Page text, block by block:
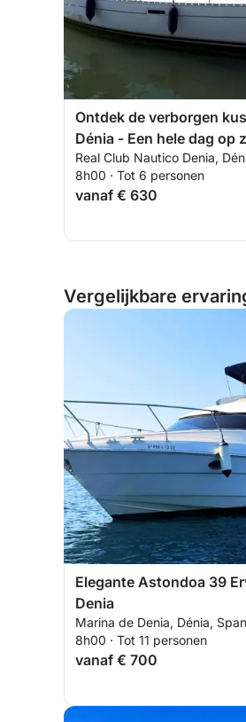
Ontdek de verborgen
Dénia - Een hele dag op
Real Club Nautico Denia,
8h00 · Tot 6 personen
vanaf € 630
Vergelijkbare
Elegante Astondoa 39
Denia
Marina de Denia, Dénia,
8h00 · Tot 11 personen
vanaf € 700